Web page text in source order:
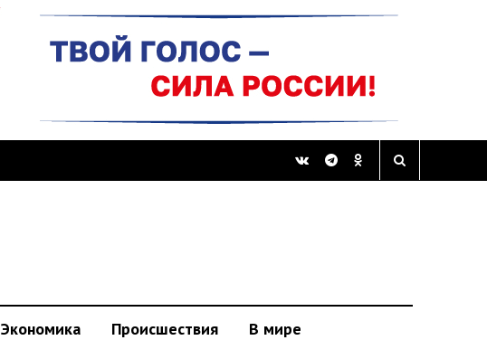
Экономика Происшествия В мире